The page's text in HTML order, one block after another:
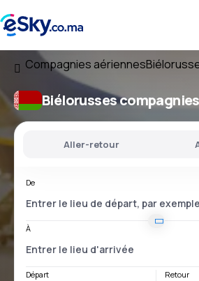
Compagnies aériennes
Biélorusses
Aller-retour
De
À
Départ Retour